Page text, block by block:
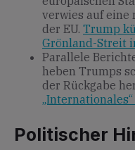
verwies auf eine
der EU. Trump
Grönland-Streit
Parallele
heben Trumps
der Rückgabe
Politischer